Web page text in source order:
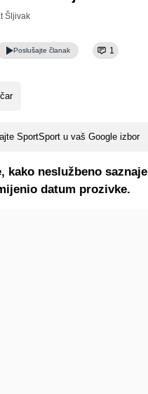
Šljivak
Poslušajte članak 1
SportSport u vaš Google izbor
kako neslužbeno saznaje
datum prozivke.